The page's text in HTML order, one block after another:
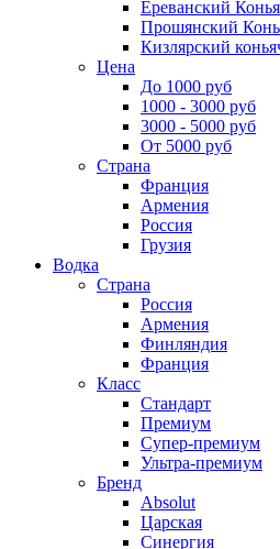
Ереванский
Прошянский
Кизлярский
Цена
До 1000 руб
1000 - 3000 руб
3000 - 5000 руб
От 5000 руб
Страна
Франция
Армения
Россия
Грузия
Водка
Страна
Россия
Армения
Финляндия
Франция
Класс
Стандарт
Премиум
Супер-премиум
Ультра-премиум
Бренд
Absolut
Царская
Синергия